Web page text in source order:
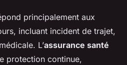
principalement aux
incluant incident de trajet,
L’assurance santé
protection continue,